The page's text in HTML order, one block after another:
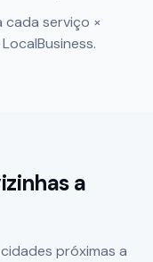
cada serviço ×
a
próximas a